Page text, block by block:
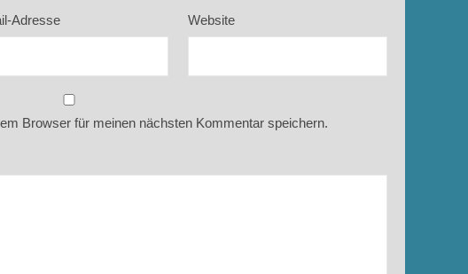
Adresse Website
Browser für meinen nächsten Kommentar speichern.